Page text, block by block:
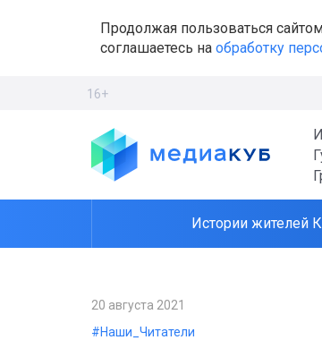
Продолжая пользоваться
соглашаетесь на обработку
16+
Истории жителей
20 августа 2021
#Наши_Читатели